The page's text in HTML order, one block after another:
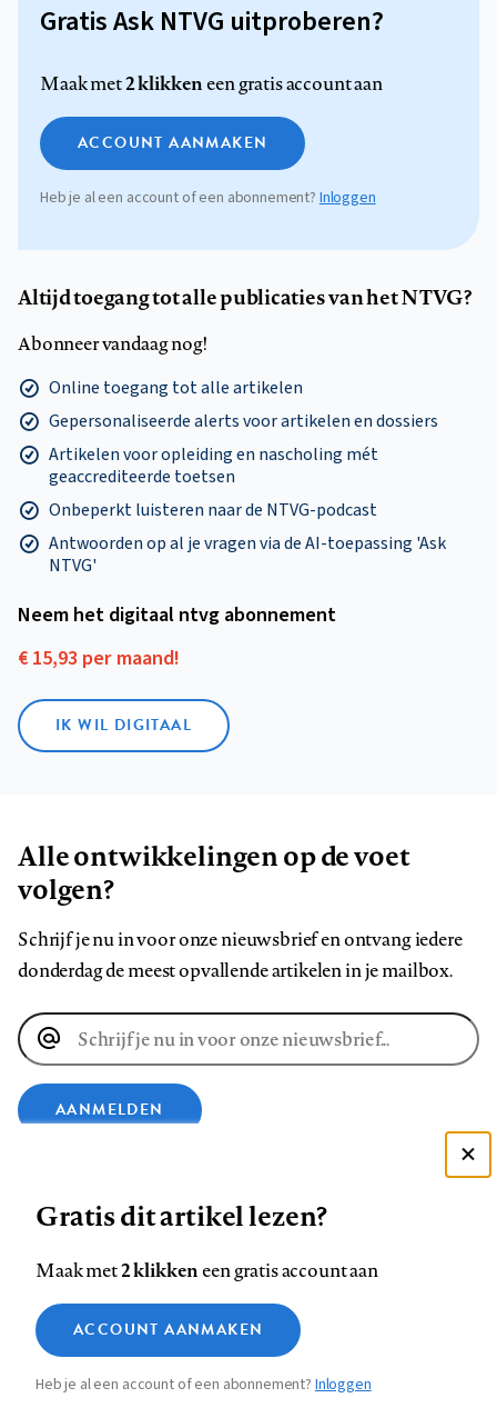
Gratis Ask NTVG uitproberen?
Maak met2 klikkeneen gratis account aan
ACCOUNT AANMAKEN
Heb je al een account of een abonnement?Inloggen
Altijd toegang tot alle publicaties van het NTVG?
Abonneer vandaag nog!
Online toegang tot alle artikelen
Gepersonaliseerde alerts voor artikelen en dossiers
Artikelen voor opleiding en nascholing mét
geaccrediteerde toetsen
Onbeperkt luisteren naar de NTVG-podcast
Antwoorden op al je vragen via de AI-toepassing 'Ask
NTVG'
Neem het digitaal ntvg abonnement
€ 15,93 per maand!
IK WIL DIGITAAL
Alle ontwikkelingen op de voet
volgen?
Schrijf je nu in voor onze nieuwsbrief en ontvang iedere
donderdag de meest opvallende artikelen in je mailbox.
E-
mailadres
AANMELDEN
op
Facebook
op
LinkedIn
op
Bluesky
ons
op
InstagramYouTube
Footer
Contact Colofon Disclaimer Privacy
Medische vragen verdienen
betrouwbare antwoorden
Zie onze cookie policy
Analytische cookies
Marketing cookies
Gratis dit artikel lezen?
Maak met2 klikkeneen gratis account aan
ACCOUNT AANMAKEN
Heb je al een account of een abonnement?Inloggen